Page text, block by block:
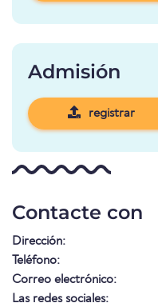
Admisión
registrar
Contacte con
Dirección:
Teléfono:
Correo electrónico:
Las redes sociales: